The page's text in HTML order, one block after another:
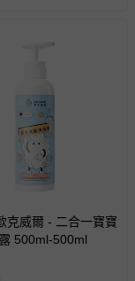
克威爾 - 二合一寶寶
500ml-500ml